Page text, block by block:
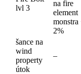
lvl 3
na fire
element
monstra
2%
šance na
wind
property
útok
–